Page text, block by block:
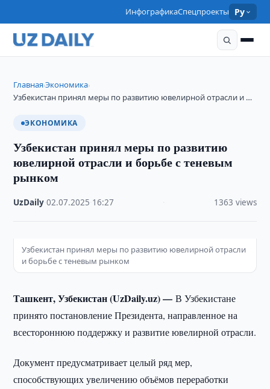
ИнфографикаСпецпроекты Ру
Главная›Экономика›
Узбекистан принял меры по развитию ювелирной отрасли и …
ЭКОНОМИКА
Узбекистан принял меры по развитию
ювелирной отрасли и борьбе с теневым
рынком
UzDaily ·02.07.2025 16:27 1363 views
Узбекистан принял меры по развитию ювелирной отрасли
и борьбе с теневым рынком
Ташкент, Узбекистан (UzDaily.uz) —В Узбекистане
принято постановление Президента, направленное на
всестороннюю поддержку и развитие ювелирной отрасли.
Документ предусматривает целый ряд мер,
способствующих увеличению объёмов переработки